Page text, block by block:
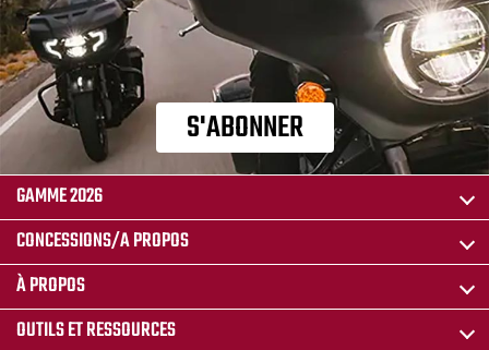
S'ABONNER
GAMME 2026
CONCESSIONS/A PROPOS
À PROPOS
OUTILS ET RESSOURCES